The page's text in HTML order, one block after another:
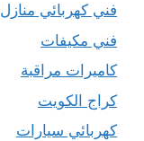
فني كهربائي منازل
فني مكيفات
كاميرات مراقبة
كراج الكويت
كهربائي سيارات